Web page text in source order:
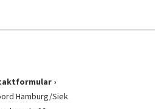
Hamburg/Siek